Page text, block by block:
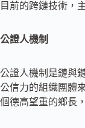
目前的跨鏈技術，
公證人機制
公證人機制是鏈與
公信力的組織團體
個德高望重的鄉長